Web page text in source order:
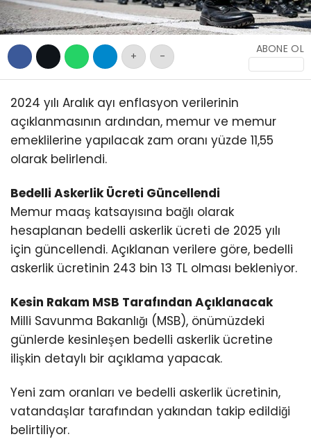
Instagram
+ -
ABONE OL
2024 yılı Aralık ayı enflasyon verilerinin
açıklanmasının ardından, memur ve memur
emeklilerine yapılacak zam oranı yüzde 11,55
olarak belirlendi.
Bedelli Askerlik Ücreti Güncellendi
Memur maaş katsayısına bağlı olarak
hesaplanan bedelli askerlik ücreti de 2025 yılı
için güncellendi. Açıklanan verilere göre, bedelli
askerlik ücretinin 243 bin 13 TL olması bekleniyor.
Kesin Rakam MSB Tarafından Açıklanacak
Milli Savunma Bakanlığı (MSB), önümüzdeki
günlerde kesinleşen bedelli askerlik ücretine
ilişkin detaylı bir açıklama yapacak.
Yeni zam oranları ve bedelli askerlik ücretinin,
vatandaşlar tarafından yakından takip edildiği
belirtiliyor.